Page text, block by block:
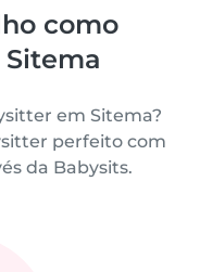
como
em Sitema?
perfeito com
da Babysits.